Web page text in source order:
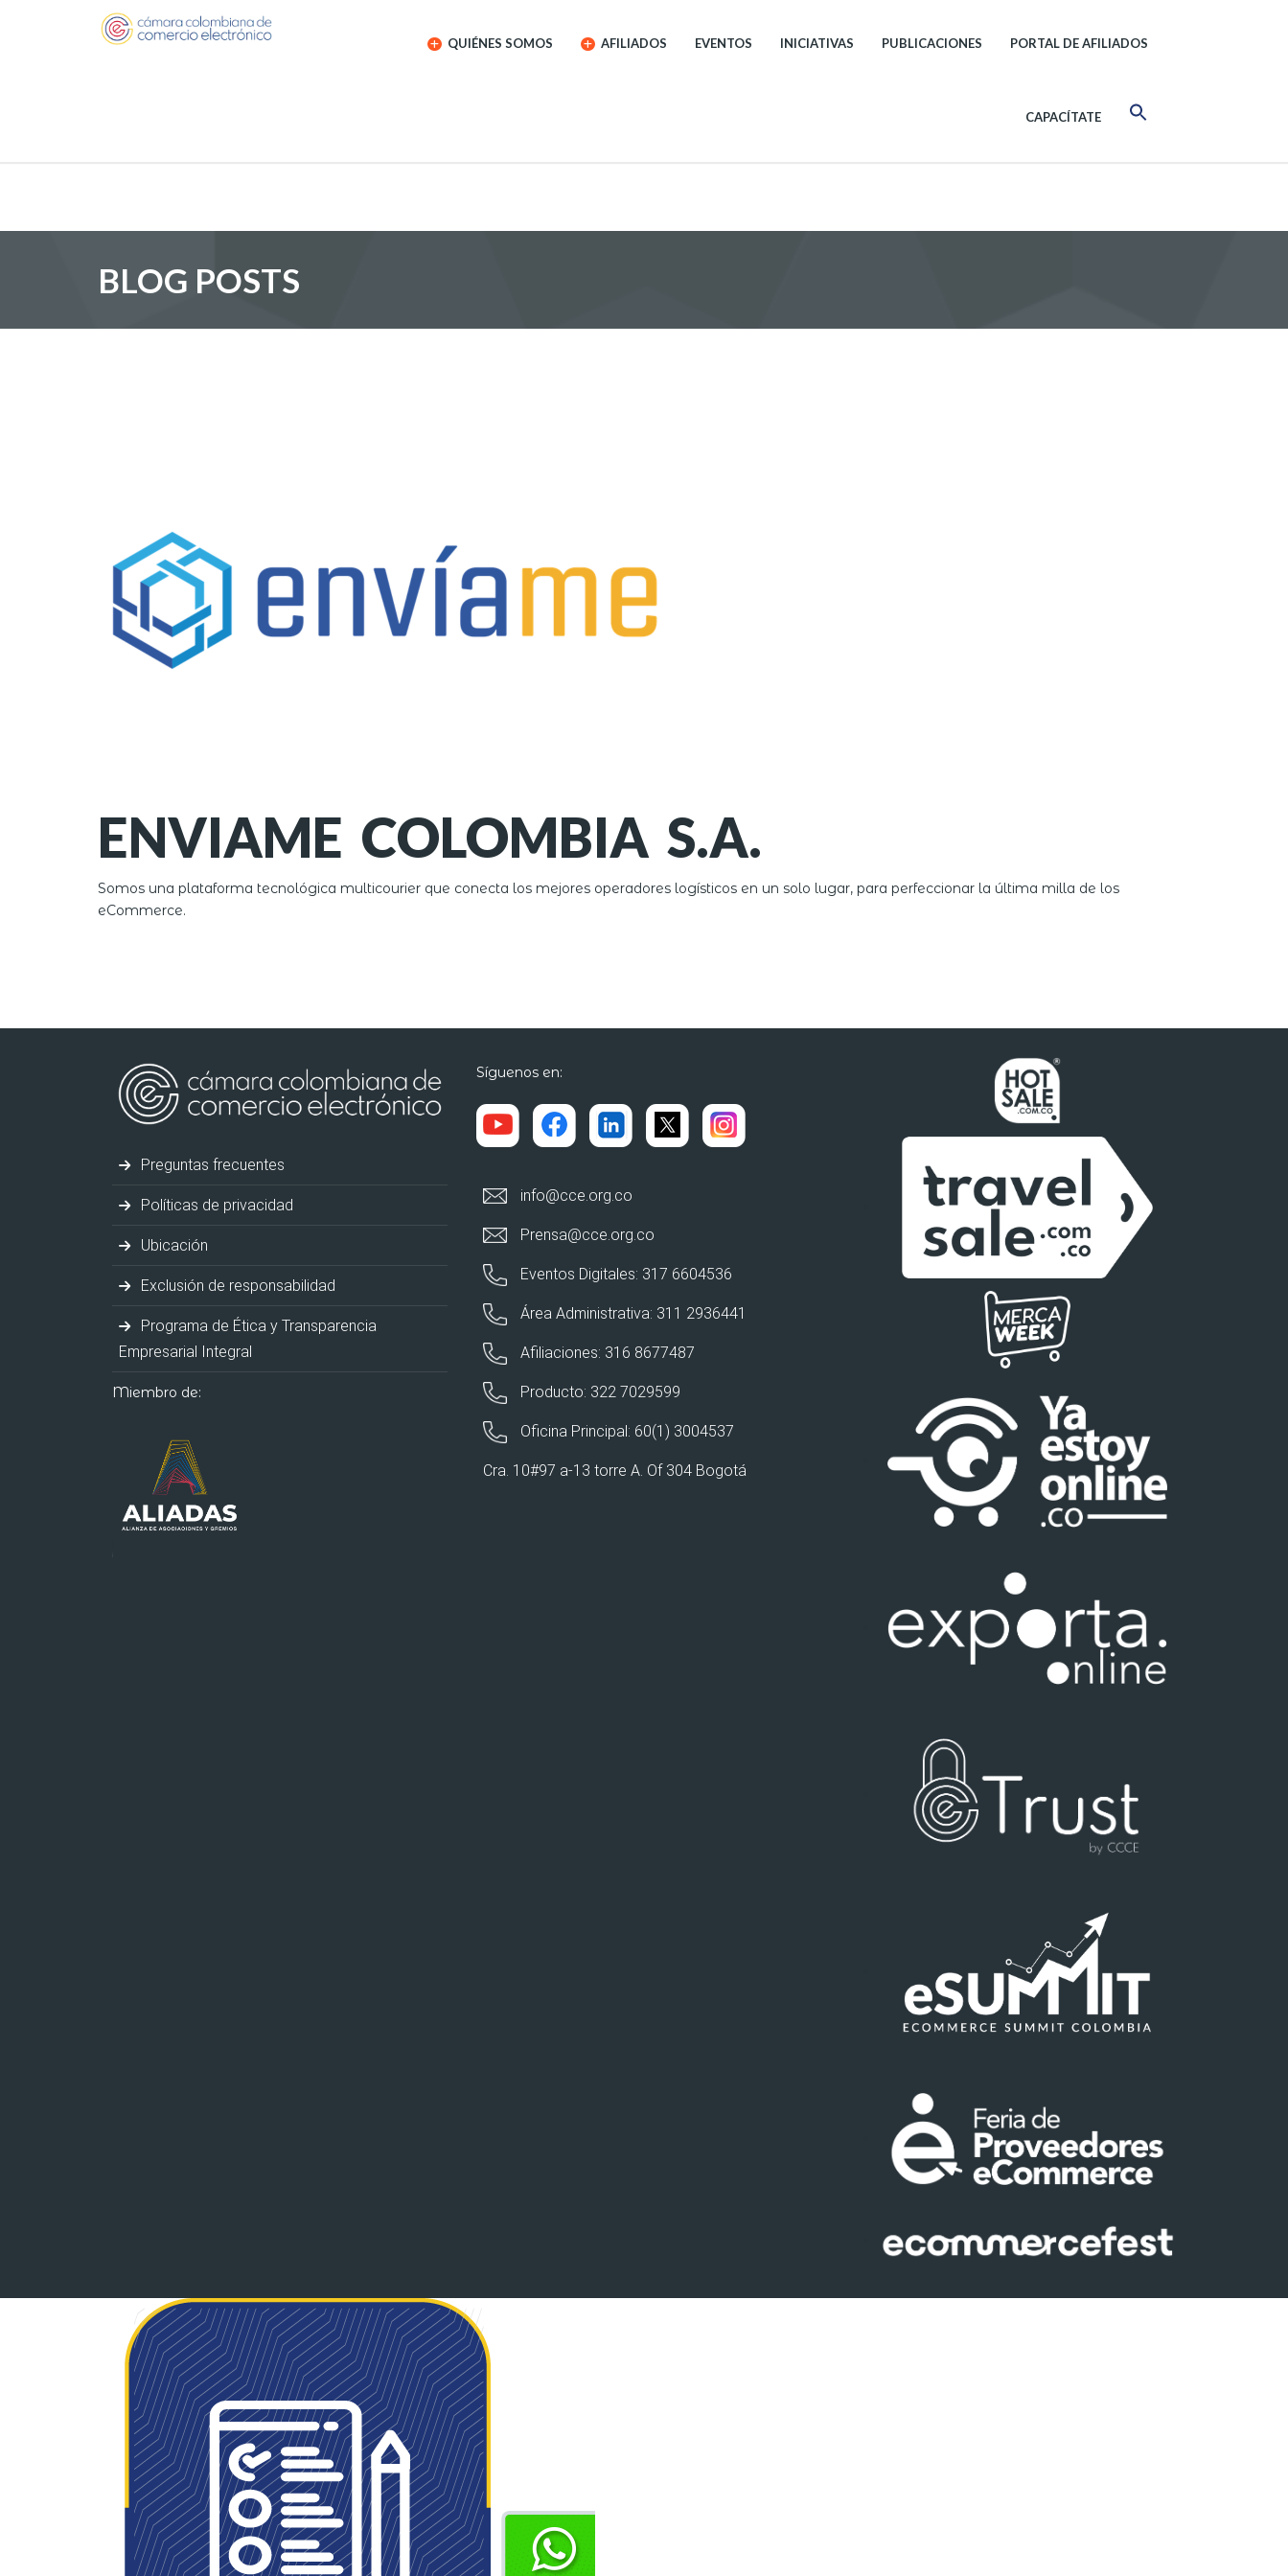
QUIÉNES SOMOS AFILIADOS EVENTOS INICIATIVAS PUBLICACIONES PORTAL DE AFILIADOS
CAPACÍTATE
BLOG POSTS
ENVIAME COLOMBIA S.A.
Somos una plataforma tecnológica multicourier que conecta los mejores operadores logísticos en un solo lugar, para perfeccionar la última milla de los
eCommerce.
Preguntas frecuentes
Políticas de privacidad
Ubicación
Exclusión de responsabilidad
Programa de Ética y Transparencia
Empresarial Integral
Miembro de:
Síguenos en:
info@cce.org.co
Prensa@cce.org.co
Eventos Digitales: 317 6604536
Área Administrativa: 311 2936441
Afiliaciones: 316 8677487
Producto: 322 7029599
Oficina Principal: 60(1) 3004537
Cra. 10#97 a-13 torre A. Of 304 Bogotá